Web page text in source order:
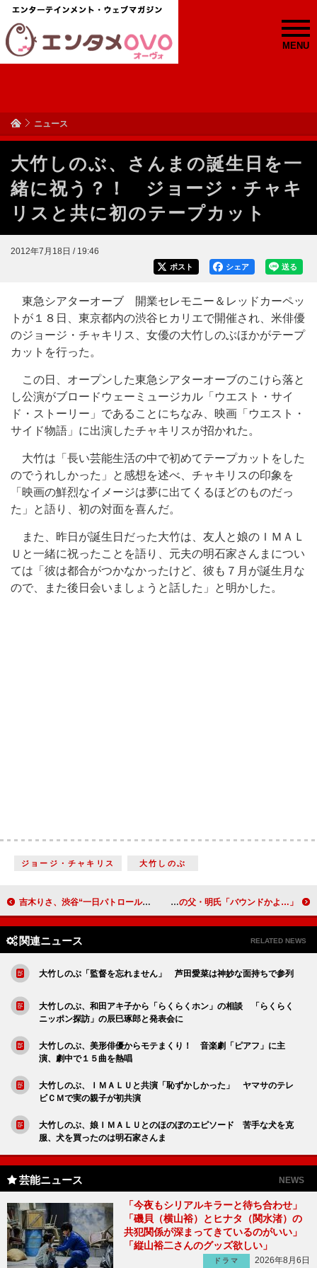
MENU
ニュース
大竹しのぶ、さんまの誕生日を一
緒に祝う？！ ジョージ・チャキ
リスと共に初のテープカット
2012年7月18日 / 19:46
送る
シェア
ポスト
東急シアターオーブ 開業セレモニー＆レッドカーペッ
トが１８日、東京都内の渋谷ヒカリエで開催され、米俳優
のジョージ・チャキリス、女優の大竹しのぶほかがテープ
カットを行った。
この日、オープンした東急シアターオーブのこけら落と
し公演がブロードウェーミュージカル「ウエスト・サイ
ド・ストーリー」であることにちなみ、映画「ウエスト・
サイド物語」に出演したチャキリスが招かれた。
大竹は「長い芸能生活の中で初めてテープカットをした
のでうれしかった」と感想を述べ、チャキリスの印象を
「映画の鮮烈なイメージは夢に出てくるほどのものだっ
た」と語り、初の対面を喜んだ。
また、昨日が誕生日だった大竹は、友人と娘のＩＭＡＬ
Ｕと一緒に祝ったことを語り、元夫の明石家さんまについ
ては「彼は都合がつかなかったけど、彼も７月が誕生月な
ので、また後日会いましょうと話した」と明かした。
ジョージ・チャキリス 大竹しのぶ
吉木りさ、渋谷“一日パトロール隊長”に 「守ってくれる王子様を心待ちにしてます」 フレンチ・キスの倉持明日香、始球式に再登板 元投手の父・明氏「バウンドかよ…」
関連ニュース RELATED NEWS
大竹しのぶ「監督を忘れません」 芦田愛菜は神妙な面持ちで参列
大竹しのぶ、和田アキ子から「らくらくホン」の相談 「らくらく
ニッポン探訪」の辰巳琢郎と発表会に
大竹しのぶ、美形俳優からモテまくり！ 音楽劇「ピアフ」に主
演、劇中で１５曲を熱唱
大竹しのぶ、ＩＭＡＬＵと共演「恥ずかしかった」 ヤマサのテレ
ビＣＭで実の親子が初共演
大竹しのぶ、娘ＩＭＡＬＵとのほのぼのエピソード 苦手な犬を克
服、犬を買ったのは明石家さんま
芸能ニュース NEWS
「今夜もシリアルキラーと待ち合わせ」
「磯貝（横山裕）とヒナタ（関水渚）の
共犯関係が深まってきているのがいい」
「縦山裕二さんのグッズ欲しい」
ドラマ 2026年8月6日